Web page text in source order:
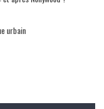
urbain